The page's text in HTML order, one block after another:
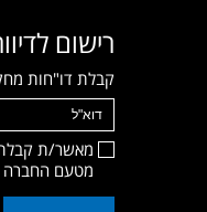
רישום
קבלת דו"חות
מאשר/ת קבלת
מטעם החברה